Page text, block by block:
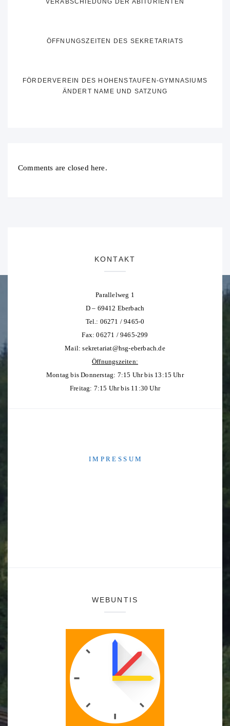
VERABSCHIEDUNG DER ABITURIENTEN
ÖFFNUNGSZEITEN DES SEKRETARIATS
FÖRDERVEREIN DES HOHENSTAUFEN-GYMNASIUMS
ÄNDERT NAME UND SATZUNG
Comments are closed here.
KONTAKT
Parallelweg 1
D – 69412 Eberbach
Tel.: 06271 / 9465-0
Fax: 06271 / 9465-299
Mail:sekretariat@hsg-eberbach.de
Öffnungszeiten:
Montag bis Donnerstag: 7:15 Uhr bis 13:15 Uhr
Freitag: 7:15 Uhr bis 11:30 Uhr
I M P R E S S U M
WEBUNTIS